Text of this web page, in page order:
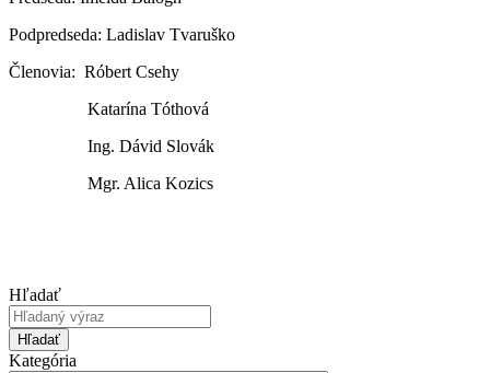
Podpredseda: Ladislav Tvaruško
Členovia: Róbert Csehy
Katarína Tóthová
Ing. Dávid Slovák
Mgr. Alica Kozics
Hľadať
Hľadať
Kategória